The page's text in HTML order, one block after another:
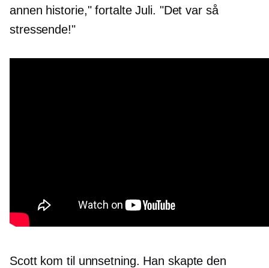
annen historie," fortalte Juli. "Det var så
stressende!"
Scott kom til unnsetning. Han skapte den